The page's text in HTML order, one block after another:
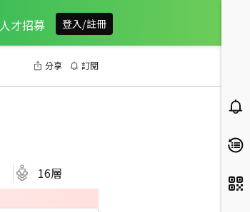
人才招募 登入/註冊
分享 訂閱
16層